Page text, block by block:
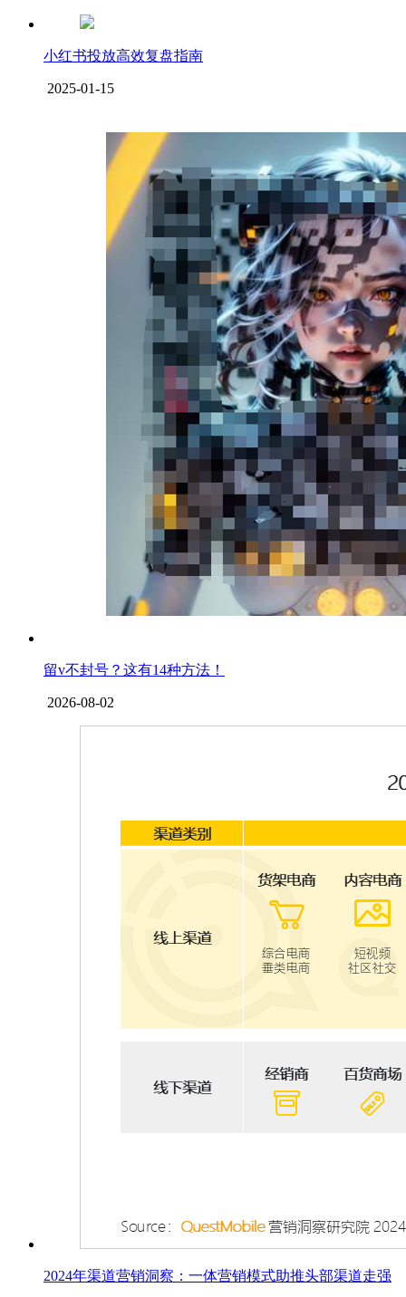
小红书投放高效复盘指南
2025-01-15
留v不封号？这有14种方法！
2026-08-02
2024年渠道营销洞察：一体营销模式助推头部渠道走强